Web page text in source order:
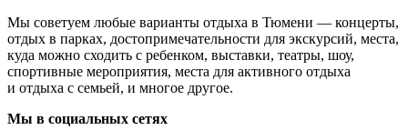
Мы советуем любые варианты отдыха в Тюмени — концерты,
отдых в парках, достопримечательности для экскурсий, места,
куда можно сходить с ребенком, выставки, театры, шоу,
спортивные мероприятия, места для активного отдыха
и отдыха с семьей, и многое другое.
Мы в социальных сетях